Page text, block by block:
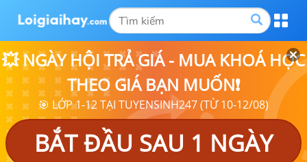
💥 NGÀY HỘI TRẢ GIÁ - MUA KHOÁ HỌC
THEO GIÁ BẠN MUỐN❗
🎯 LỚP 1-12 TẠI TUYENSINH247 (TỪ 10-12/08)
BẮT ĐẦU SAU 1 NGÀY